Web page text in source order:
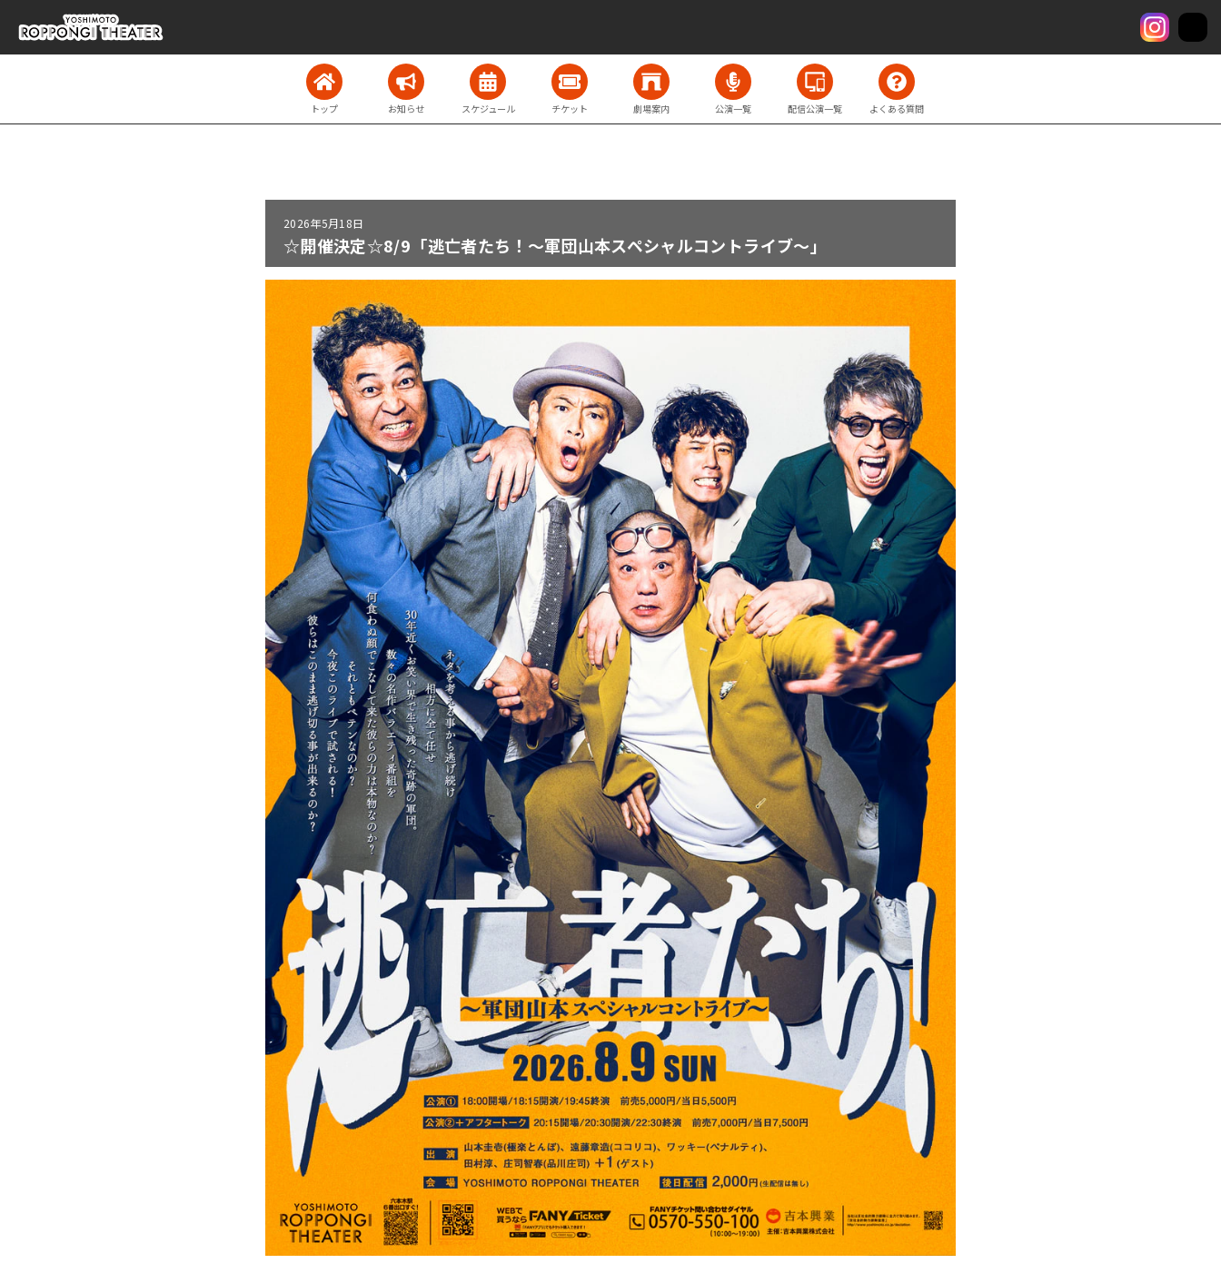
トップ お知らせ スケジュール チケット 劇場案内 公演一覧 配信公演一覧 よくある質問
2026年5月18日
☆開催決定☆8/9「逃亡者たち！～軍団山本スペシャルコントライブ～」